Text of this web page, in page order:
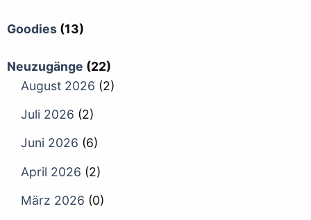
Goodies (13)
Neuzugänge (22)
August 2026 (2)
Juli 2026 (2)
Juni 2026 (6)
April 2026 (2)
März 2026 (0)